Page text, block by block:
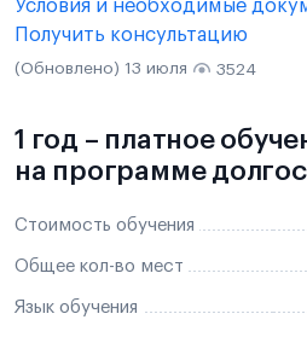
Условия и необходимые
Получить консультацию
(Обновлено) 13 июля 3524
1 год – платное
на программе
Стоимость обучения
Общее кол-во мест
Язык обучения